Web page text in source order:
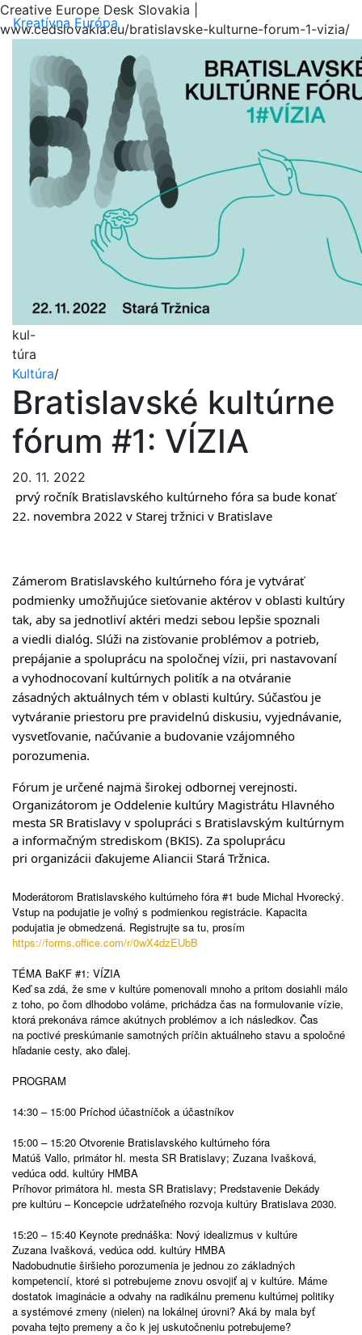
Creative Europe Desk Slovakia |
www.cedslovakia.eu/bratislavske-kulturne-forum-1-vizia/
Kreatívna Európa
kul-
túra
Kultúra/
Bratislavské kultúrne
fórum #1: VÍZIA
20. 11. 2022
prvý ročník Bratislavského kultúrneho fóra sa bude konať
22. novembra 2022 v Starej tržnici v Bratislave
Zámerom Bratislavského kultúrneho fóra je vytvárať
podmienky umožňujúce sieťovanie aktérov v oblasti kultúry
tak, aby sa jednotliví aktéri medzi sebou lepšie spoznali
a viedli dialóg. Slúži na zisťovanie problémov a potrieb,
prepájanie a spoluprácu na spoločnej vízii, pri nastavovaní
a vyhodnocovaní kultúrnych politík a na otváranie
zásadných aktuálnych tém v oblasti kultúry. Súčasťou je
vytváranie priestoru pre pravidelnú diskusiu, vyjednávanie,
vysvetľovanie, načúvanie a budovanie vzájomného
porozumenia.
Fórum je určené najmä širokej odbornej verejnosti.
Organizátorom je Oddelenie kultúry Magistrátu Hlavného
mesta SR Bratislavy v spolupráci s Bratislavským kultúrnym
a informačným strediskom (BKIS). Za spoluprácu
pri organizácii ďakujeme Aliancii Stará Tržnica.
Moderátorom Bratislavského kultúrneho fóra #1 bude Michal Hvorecký.
Vstup na podujatie je voľný s podmienkou registrácie. Kapacita
podujatia je obmedzená. Registrujte sa tu, prosím
https://forms.office.com/r/0wX4dzEUbB
TÉMA BaKF #1: VÍZIA
Keď sa zdá, že sme v kultúre pomenovali mnoho a pritom dosiahli málo
z toho, po čom dlhodobo voláme, prichádza čas na formulovanie vízie,
ktorá prekonáva rámce akútnych problémov a ich následkov. Čas
na poctivé preskúmanie samotných príčin aktuálneho stavu a spoločné
hľadanie cesty, ako ďalej.
PROGRAM
14:30 – 15:00 Príchod účastníčok a účastníkov
15:00 – 15:20 Otvorenie Bratislavského kultúrneho fóra
Matúš Vallo, primátor hl. mesta SR Bratislavy; Zuzana Ivašková,
vedúca odd. kultúry HMBA
Príhovor primátora hl. mesta SR Bratislavy; Predstavenie Dekády
pre kultúru – Koncepcie udržateľného rozvoja kultúry Bratislava 2030.
15:20 – 15:40 Keynote prednáška: Nový idealizmus v kultúre
Zuzana Ivašková, vedúca odd. kultúry HMBA
Nadobudnutie širšieho porozumenia je jednou zo základných
kompetencií, ktoré si potrebujeme znovu osvojiť aj v kultúre. Máme
dostatok imaginácie a odvahy na radikálnu premenu kultúrnej politiky
a systémové zmeny (nielen) na lokálnej úrovni? Aká by mala byť
povaha tejto premeny a čo k jej uskutočneniu potrebujeme?